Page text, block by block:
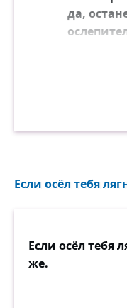
да,
мир
может
И,
иллюзия
Если осёл тебя
Если осёл тебя
же.